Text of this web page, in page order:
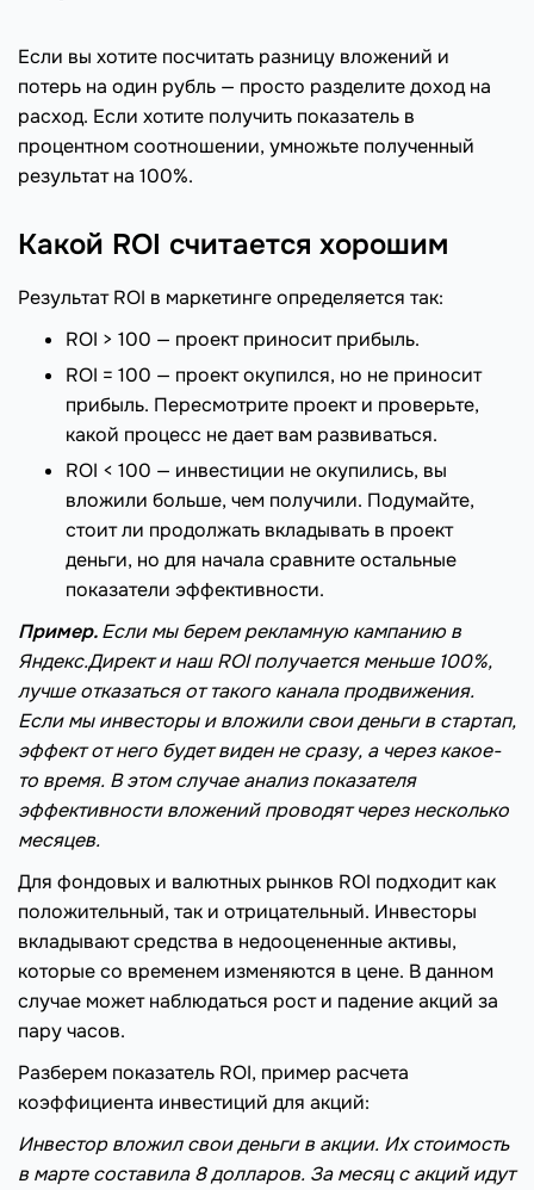
Если вы хотите посчитать разницу вложений и
потерь на один рубль — просто разделите доход на
расход. Если хотите получить показатель в
процентном соотношении, умножьте полученный
результат на 100%.
Какой ROI считается хорошим
Результат ROI в маркетинге определяется так:
ROI > 100 — проект приносит прибыль.
ROI = 100 — проект окупился, но не приносит
прибыль. Пересмотрите проект и проверьте,
какой процесс не дает вам развиваться.
ROI < 100 — инвестиции не окупились, вы
вложили больше, чем получили. Подумайте,
стоит ли продолжать вкладывать в проект
деньги, но для начала сравните остальные
показатели эффективности.
Пример.Если мы берем рекламную кампанию в
Яндекс.Директ и наш ROI получается меньше 100%,
лучше отказаться от такого канала продвижения.
Если мы инвесторы и вложили свои деньги в стартап,
эффект от него будет виден не сразу, а через какое-
то время. В этом случае анализ показателя
эффективности вложений проводят через несколько
месяцев.
Для фондовых и валютных рынков ROI подходит как
положительный, так и отрицательный. Инвесторы
вкладывают средства в недооцененные активы,
которые со временем изменяются в цене. В данном
случае может наблюдаться рост и падение акций за
пару часов.
Разберем показатель ROI, пример расчета
коэффициента инвестиций для акций:
Инвестор вложил свои деньги в акции. Их стоимость
в марте составила 8 долларов. За месяц с акций идут